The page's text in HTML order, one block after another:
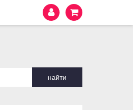
найти